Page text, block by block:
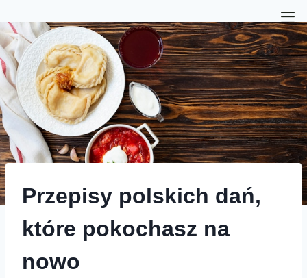
Przepisy polskich dań,
które pokochasz na
nowo